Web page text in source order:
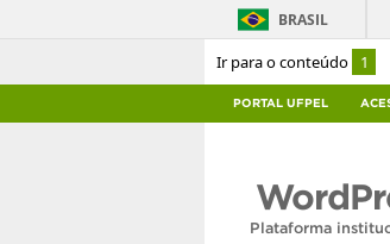
Ir para o conteúdo 1
BRASIL
PORTAL UFPEL
Plataforma